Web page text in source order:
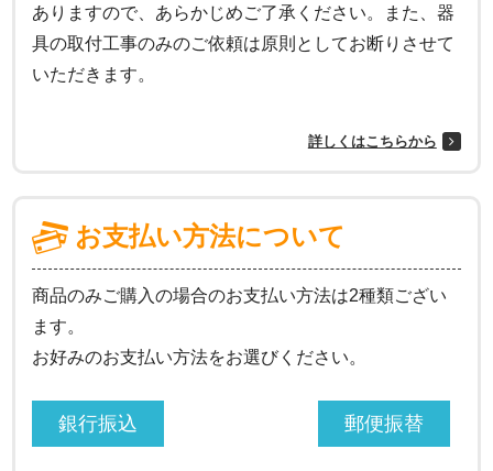
ありますので、あらかじめご了承ください。また、器
具の取付工事のみのご依頼は原則としてお断りさせて
いただきます。
詳しくはこちらから
お支払い方法について
商品のみご購入の場合のお支払い方法は2種類ござい
ます。
お好みのお支払い方法をお選びください。
銀行振込 郵便振替